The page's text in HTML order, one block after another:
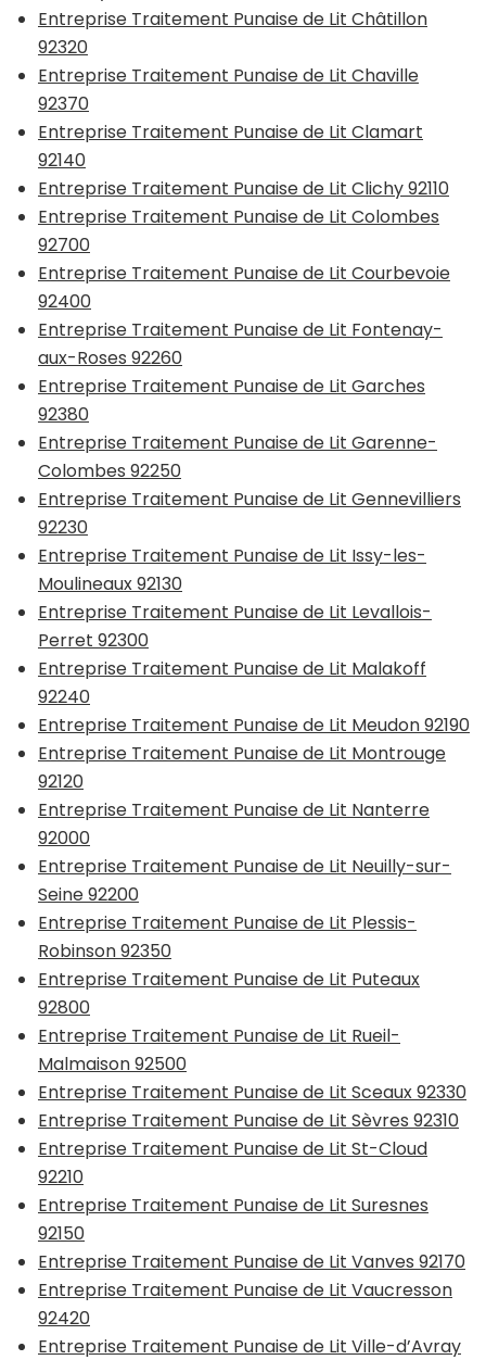
Entreprise Traitement Punaise de Lit Châtillon
92320
Entreprise Traitement Punaise de Lit Chaville
92370
Entreprise Traitement Punaise de Lit Clamart
92140
Entreprise Traitement Punaise de Lit Clichy 92110
Entreprise Traitement Punaise de Lit Colombes
92700
Entreprise Traitement Punaise de Lit Courbevoie
92400
Entreprise Traitement Punaise de Lit Fontenay-
aux-Roses 92260
Entreprise Traitement Punaise de Lit Garches
92380
Entreprise Traitement Punaise de Lit Garenne-
Colombes 92250
Entreprise Traitement Punaise de Lit Gennevilliers
92230
Entreprise Traitement Punaise de Lit Issy-les-
Moulineaux 92130
Entreprise Traitement Punaise de Lit Levallois-
Perret 92300
Entreprise Traitement Punaise de Lit Malakoff
92240
Entreprise Traitement Punaise de Lit Meudon 92190
Entreprise Traitement Punaise de Lit Montrouge
92120
Entreprise Traitement Punaise de Lit Nanterre
92000
Entreprise Traitement Punaise de Lit Neuilly-sur-
Seine 92200
Entreprise Traitement Punaise de Lit Plessis-
Robinson 92350
Entreprise Traitement Punaise de Lit Puteaux
92800
Entreprise Traitement Punaise de Lit Rueil-
Malmaison 92500
Entreprise Traitement Punaise de Lit Sceaux 92330
Entreprise Traitement Punaise de Lit Sèvres 92310
Entreprise Traitement Punaise de Lit St-Cloud
92210
Entreprise Traitement Punaise de Lit Suresnes
92150
Entreprise Traitement Punaise de Lit Vanves 92170
Entreprise Traitement Punaise de Lit Vaucresson
92420
Entreprise Traitement Punaise de Lit Ville-d’Avray